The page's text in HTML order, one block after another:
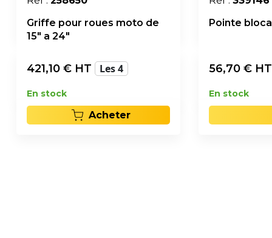
Griffe pour roues moto de
15" a 24"
421,10 € HT Les 4
En stock
Acheter
Pointe
56,70 €
En stock